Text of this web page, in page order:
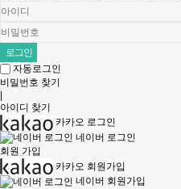
자동로그인
비밀번호 찾기
아이디 찾기
카카오 로그인
네이버 로그인
회원 가입
카카오 회원가입
네이버 회원가입